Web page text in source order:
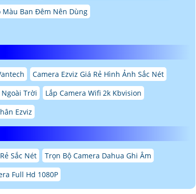
Màu Ban Đêm Nên Dùng
Camera Ezviz Giá Rẻ Hình Ảnh Sắc Nét
Trời
Lắp Camera Wifi 2k Kbvision
Ezviz
Sắc Nét
Trọn Bộ Camera Dahua Ghi Âm
Full Hd 1080P